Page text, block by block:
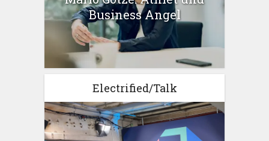
Business Angel
Electrified/Talk